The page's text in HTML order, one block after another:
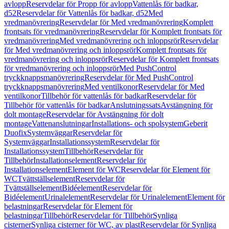
avloppReservdelar för Propp för avloppVattenlås för badkar,
d52Reservdelar för Vattenlås för badkar, d52Med
vredmanövreringReservdelar för Med vredmanövreringKomplett
frontsats för vredmanövreringReservdelar för Komplett frontsats för
vredmanövreringMed vredmanövrering och inloppsrörReservdelar
för Med vredmanövrering och inloppsrörKomplett frontsats för
vredmanövrering och inloppsrörReservdelar för Komplett frontsats
för vredmanövrering och inloppsrörMed PushControl
tryckknappsmanövreringReservdelar för Med PushControl
tryckknappsmanövreringMed ventilkonorReservdelar för Med
ventilkonorTillbehör för vattenlås för badkarReservdelar för
Tillbehör för vattenlås för badkarAnslutningssatsAvstängning för
dolt montageReservdelar för Avstängning för dolt
montageVattenanslutningarInstallations- och spolsystemGeberit
DuofixSystemväggarReservdelar för
SystemväggarInstallationssystemReservdelar för
InstallationssystemTillbehörReservdelar för
TillbehörInstallationselementReservdelar för
InstallationselementElement för WCReservdelar för Element för
WCTvättställselementReservdelar för
TvättställselementBidéelementReservdelar för
BidéelementUrinalelementReservdelar för UrinalelementElement för
belastningarReservdelar för Element för
belastningarTillbehörReservdelar för TillbehörSynliga
cisternerSynliga cisterner för WC, av plastReservdelar för Synliga